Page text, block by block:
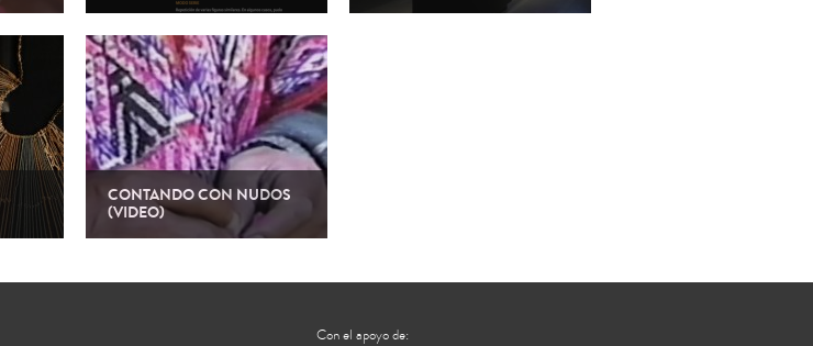
CONTANDO CON NUDOS
(VIDEO)
Con el apoyo de: